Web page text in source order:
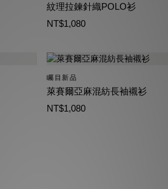
紋理拉鍊針織POLO衫
NT$1,080
矚目新品
萊賽爾亞麻混紡長袖襯衫
NT$1,080